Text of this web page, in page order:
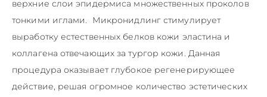
верхние слои эпидермиса множественных проколов
тонкими иглами. Микронидлинг стимулирует
выработку естественных белков кожи эластина и
коллагена отвечающих за тургор кожи. Данная
процедура оказывает глубокое регенерирующее
действие, решая огромное количество эстетических